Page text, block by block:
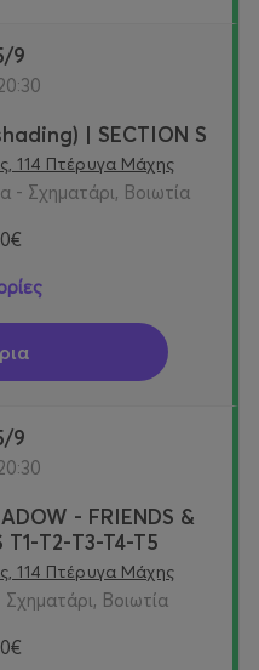
9
| SECTION S
114 Πτέρυγα Μάχης
- Σχηματάρι, Βοιωτία
9
- FRIENDS &
T1-Τ2-T3-T4-T5
114 Πτέρυγα Μάχης
Βοιωτία